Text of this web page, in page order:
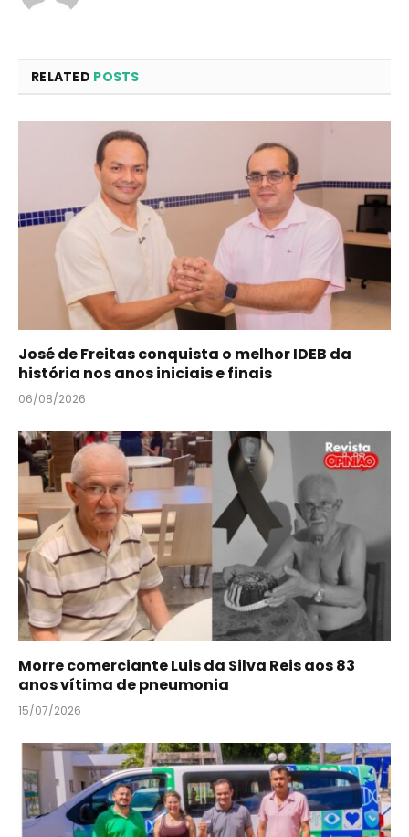
RELATED POSTS
José de Freitas conquista o melhor IDEB da
história nos anos iniciais e finais
06/08/2026
Morre comerciante Luis da Silva Reis aos 83
anos vítima de pneumonia
15/07/2026